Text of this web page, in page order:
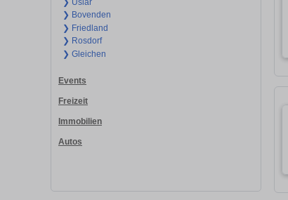
❯ Bovenden
❯ Friedland
❯ Rosdorf
❯ Gleichen
Events
Freizeit
Immobilien
Autos